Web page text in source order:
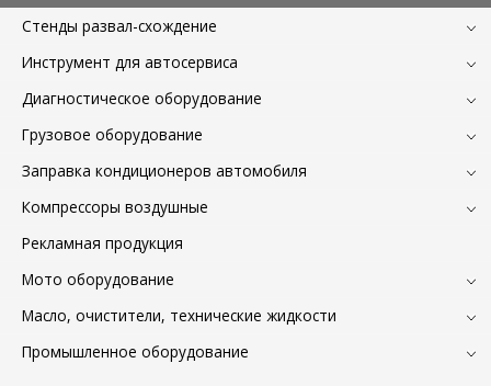
Стенды развал-схождение
Инструмент для автосервиса
Диагностическое оборудование
Грузовое оборудование
Заправка кондиционеров автомобиля
Компрессоры воздушные
Рекламная продукция
Мото оборудование
Масло, очистители, технические жидкости
Промышленное оборудование